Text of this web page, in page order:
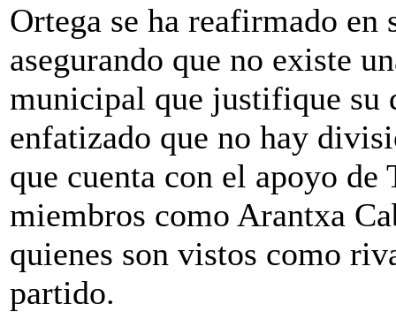
Ortega se ha reafirmado
asegurando que no existe
municipal que justifique su
enfatizado que no hay
que cuenta con el apoyo
miembros como Arantxa
quienes son vistos como
partido.